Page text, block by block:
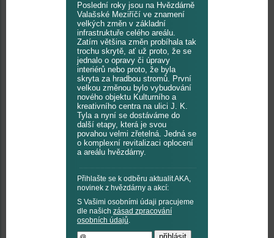
Poslední roky jsou na Hvězdárně
Valašské Meziříčí ve znamení
velkých změn v základní
infrastruktuře celého areálu.
Zatím většina změn probíhala tak
trochu skrytě, ať už proto, že se
jednalo o opravy či úpravy
interiérů nebo proto, že byla
skryta za hradbou stromů. První
velkou změnou bylo vybudování
nového objektu Kulturního a
kreativního centra na ulici J. K.
Tyla a nyní se dostáváme do
další etapy, která je svou
povahou velmi zřetelná. Jedná se
o komplexní revitalizaci oplocení
a areálu hvězdárny.
Přihlašte se k odběru aktualit AKA,
novinek z hvězdárny a akcí:
S Vašimi osobními údaji pracujeme
dle našich zásad zpracování
osobních údajů.